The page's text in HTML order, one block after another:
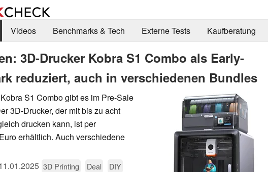
Videos Benchmarks & Tech Externe Tests Kaufberatung
3D-Drucker Kobra S1 Combo als Early-
reduziert, auch in verschiedenen Bundles
S1 Combo gibt es im Pre-Sale
3D-Drucker, der mit bis zu acht
drucken kann, ist per
erhältlich. Auch verschiedene
3D Printing Deal DIY